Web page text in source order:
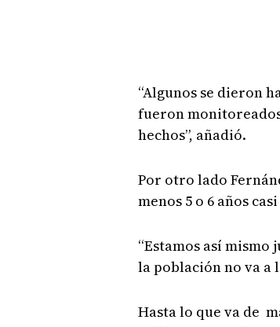
“Algunos se dieron
fueron
hechos”, añadió.
Por otro lado
menos 5 o 6 años
“Estamos así
la población no va a
Hasta lo que va de